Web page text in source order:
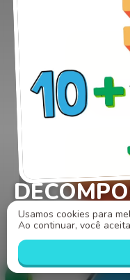
NÚMEROS
Palavras-chave e
Usamos cookies para
Ao continuar, você